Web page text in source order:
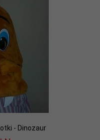
- Dinozaur